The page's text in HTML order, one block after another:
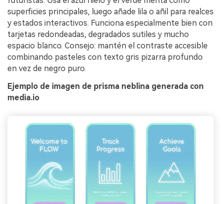
superficies principales, luego añade lila o añil para realces
y estados interactivos. Funciona especialmente bien con
tarjetas redondeadas, degradados sutiles y mucho
espacio blanco. Consejo: mantén el contraste accesible
combinando pasteles con texto gris pizarra profundo
en vez de negro puro.
Ejemplo de imagen de prisma neblina generada con
media.io